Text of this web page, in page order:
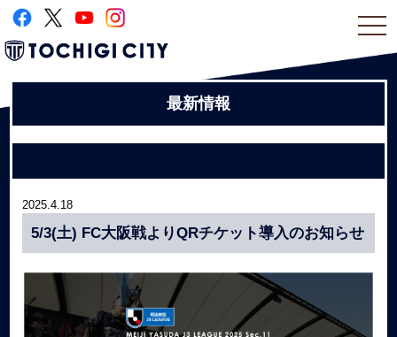
最新情報
2025.4.18
5/3(土) FC大阪戦よりQRチケット導入のお知らせ